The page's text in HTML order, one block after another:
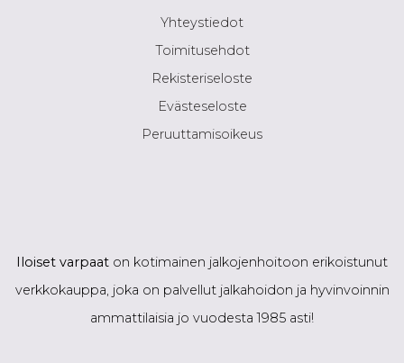
Yhteystiedot
Toimitusehdot
Rekisteriseloste
Evästeseloste
Peruuttamisoikeus
Iloiset varpaat on kotimainen jalkojenhoitoon erikoistunut
verkkokauppa, joka on palvellut jalkahoidon ja hyvinvoinnin
ammattilaisia jo vuodesta 1985 asti!